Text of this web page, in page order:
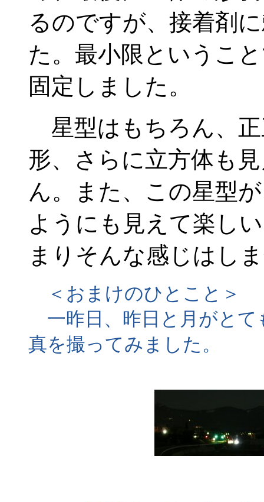
るのですが、接着剤
た。最小限というこ
固定しました。
星型はもちろん、
形、さらに立方体も
ん。また、この星型
ようにも見えて楽し
まりそんな感じはし
＜おまけのひとこと＞
一昨日、昨日と月がとて
真を撮ってみました。